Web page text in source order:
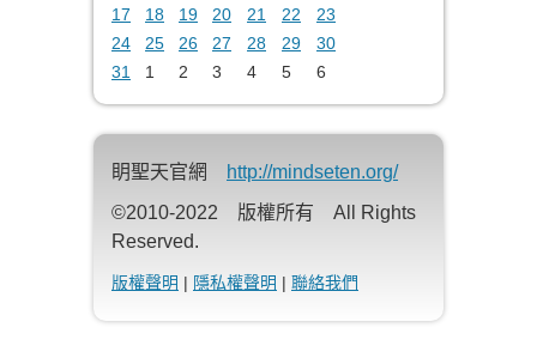
17
18 19 20 21 22
23
24
25 26 27 28 29
30
31
1 2 3 4 5 6
眀聖天官網
http://mindseten.org/
©2010-2022 版權所有 All Rights
Reserved.
版權聲明 | 隱私權聲明 | 聯絡我們